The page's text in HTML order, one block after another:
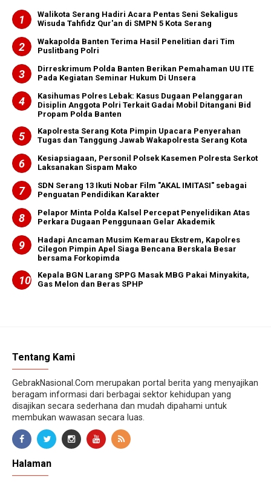
Walikota Serang Hadiri Acara Pentas Seni Sekaligus
Wisuda Tahfidz Qur'an di SMPN 5 Kota Serang
Wakapolda Banten Terima Hasil Penelitian dari Tim
Puslitbang Polri
Dirreskrimum Polda Banten Berikan Pemahaman UU ITE
Pada Kegiatan Seminar Hukum Di Unsera
Kasihumas Polres Lebak: Kasus Dugaan Pelanggaran
Disiplin Anggota Polri Terkait Gadai Mobil Ditangani Bid
Propam Polda Banten
Kapolresta Serang Kota Pimpin Upacara Penyerahan
Tugas dan Tanggung Jawab Wakapolresta Serang Kota
Kesiapsiagaan, Personil Polsek Kasemen Polresta Serkot
Laksanakan Sispam Mako
SDN Serang 13 Ikuti Nobar Film "AKAL IMITASI" sebagai
Penguatan Pendidikan Karakter
Pelapor Minta Polda Kalsel Percepat Penyelidikan Atas
Perkara Dugaan Penggunaan Gelar Akademik
Hadapi Ancaman Musim Kemarau Ekstrem, Kapolres
Cilegon Pimpin Apel Siaga Bencana Berskala Besar
bersama Forkopimda
Kepala BGN Larang SPPG Masak MBG Pakai Minyakita,
Gas Melon dan Beras SPHP
Tentang Kami
GebrakNasional.Com merupakan portal berita yang menyajikan
beragam informasi dari berbagai sektor kehidupan yang
disajikan secara sederhana dan mudah dipahami untuk
membukan wawasan secara luas.
Halaman